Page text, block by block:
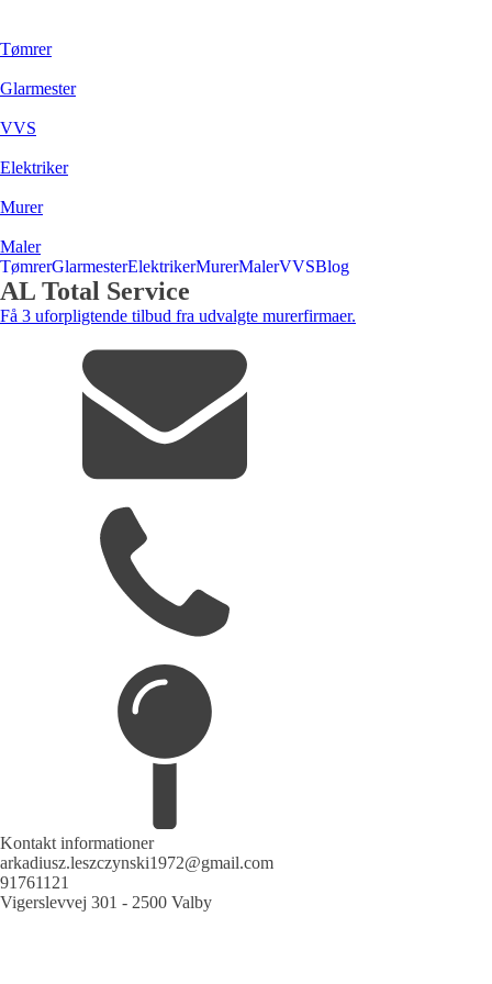
Tømrer
Glarmester
VVS
Elektriker
Murer
Maler
TømrerGlarmesterElektrikerMurerMalerVVSBlog
AL Total Service
Få 3 uforpligtende tilbud fra udvalgte murerfirmaer.
Kontakt informationer
arkadiusz.leszczynski1972@gmail.com
91761121
Vigerslevvej 301 - 2500 Valby